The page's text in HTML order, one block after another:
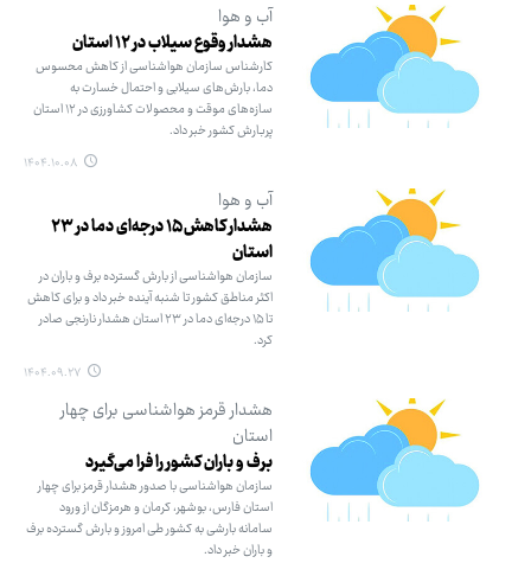
آب و هوا
هشدار وقوع سیلاب در ۱۲ استان
کارشناس سازمان هواشناسی از کاهش محسوس
دما، بارش‌های سیلابی و احتمال خسارت به
سازه‌های موقت و محصولات کشاورزی در ۱۲ استان
پربارش کشور خبر داد.
۱۴۰۴.۱۰.۰۸
آب و هوا
هشدار کاهش ۱۵ درجه‌ای دما در ۲۳
استان
سازمان هواشناسی از بارش گسترده برف و باران در
اکثر مناطق کشور تا شنبه آینده خبر داد و برای کاهش
تا ۱۵ درجه‌ای دما در ۲۳ استان هشدار نارنجی صادر
کرد.
۱۴۰۴.۰۹.۲۷
هشدار قرمز هواشناسی برای چهار
استان
برف و باران کشور را فرا می‌گیرد
سازمان هواشناسی با صدور هشدار قرمز برای چهار
استان فارس، بوشهر، کرمان و هرمزگان از ورود
سامانه بارشی به کشور طی امروز و بارش گسترده برف
و باران خبر داد.